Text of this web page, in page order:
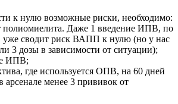
к нулю возможные риски, необходимо:
полиомиелита. Даже 1 введение ИПВ, по
уже сводит риск ВАПП к нулю (но у нас
3 дозы в зависимости от ситуации);
ИПВ;
где используется ОПВ, на 60 дней
арсенале менее 3 прививок от